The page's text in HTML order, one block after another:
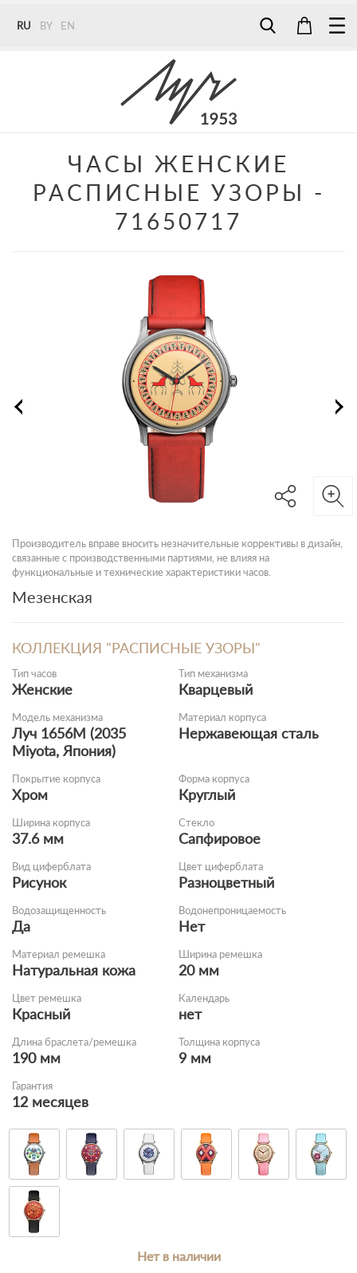
RU BY EN
+375 (29) 272 51 56
ЧАСЫ ЖЕНСКИЕ
РАСПИСНЫЕ УЗОРЫ -
71650717
Производитель вправе вносить незначительные коррективы в дизайн,
связанные с производственными партиями, не влияя на
функциональные и технические характеристики часов.
Мезенская
КОЛЛЕКЦИЯ "РАСПИСНЫЕ УЗОРЫ"
Тип часов
Женские
Тип механизма
Кварцевый
Модель механизма
Луч 1656M (2035
Miyota, Япония)
Материал корпуса
Нержавеющая сталь
Покрытие корпуса
Хром
Форма корпуса
Круглый
Ширина корпуса
37.6 мм
Стекло
Сапфировое
Вид циферблата
Рисунок
Цвет циферблата
Разноцветный
Водозащищенность
Да
Водонепроницаемость
Нет
Материал ремешка
Натуральная кожа
Ширина ремешка
20 мм
Цвет ремешка
Красный
Календарь
нет
Длина браслета/ремешка
190 мм
Толщина корпуса
9 мм
Гарантия
12 месяцев
Нет в наличии